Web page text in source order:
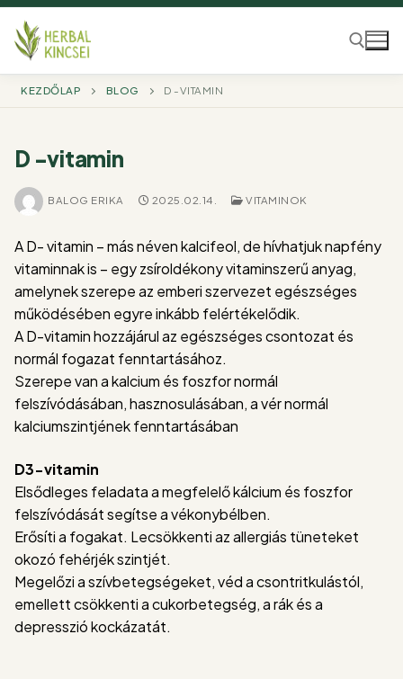
Ugrás
tartalomra
KEZDŐLAP BLOG D -VITAMIN
D -vitamin
BALOG ERIKA 2025.02.14. VITAMINOK
A D- vitamin – más néven kalcifeol, de hívhatjuk napfény
vitaminnak is – egy zsíroldékony vitaminszerű anyag,
amelynek szerepe az emberi szervezet egészséges
működésében egyre inkább felértékelődik.
A D-vitamin hozzájárul az egészséges csontozat és
normál fogazat fenntartásához.
Szerepe van a kalcium és foszfor normál
felszívódásában, hasznosulásában, a vér normál
kalciumszintjének fenntartásában
D3-vitamin
Elsődleges feladata a megfelelő kálcium és foszfor
felszívódását segítse a vékonybélben.
Erősíti a fogakat. Lecsökkenti az allergiás tüneteket
okozó fehérjék szintjét.
Megelőzi a szívbetegségeket, véd a csontritkulástól,
emellett csökkenti a cukorbetegség, a rák és a
depresszió kockázatát.